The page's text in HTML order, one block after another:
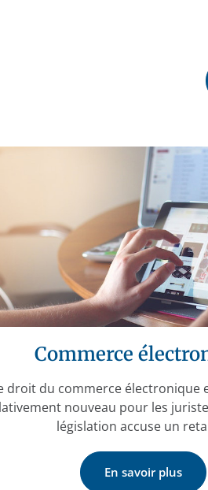
Commerce
droit du commerce électronique
nouveau pour les
législation accuse un
En savoir plus